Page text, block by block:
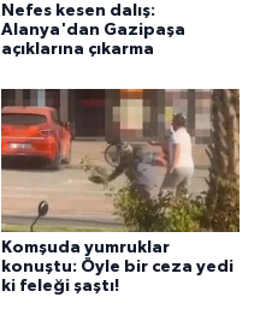
Nefes kesen dalış:
Alanya'dan Gazipaşa
açıklarına çıkarma
Komşuda yumruklar
konuştu: Öyle bir ceza yedi
ki feleği şaştı!